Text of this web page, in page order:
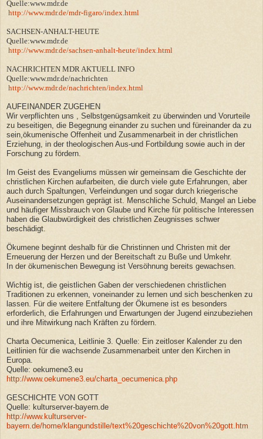
Quelle:www.mdr.de
http://www.mdr.de/mdr-figaro/index.html
SACHSEN-ANHALT-HEUTE
Quelle:www.mdr.de
http://www.mdr.de/sachsen-anhalt-heute/index.html
NACHRICHTEN MDR AKTUELL INFO
Quelle:www.mdr.de/nachrichten
http://www.mdr.de/nachrichten/index.html
AUFEINANDER ZUGEHEN
Wir verpflichten uns , Selbstgenügsamkeit zu überwinden und Vorurteile
zu beseitigen, die Begegnung einander zu suchen und füreinander da zu
sein,ökumenische Offenheit und Zusammenarbeit in der christlichen
Erziehung, in der theologischen Aus-und Fortbildung sowie auch in der
Forschung zu fördern.
Im Geist des Evangeliums müssen wir gemeinsam die Geschichte der
christlichen Kirchen aufarbeiten, die durch viele gute Erfahrungen, aber
auch durch Spaltungen, Verfeindungen und sogar durch kriegerische
Auseinandersetzungen geprägt ist. Menschliche Schuld, Mangel an Liebe
und häufiger Missbrauch von Glaube und Kirche für politische Interessen
haben die Glaubwürdigkeit des christlichen Zeugnisses schwer
beschädigt.
Ökumene beginnt deshalb für die Christinnen und Christen mit der
Erneuerung der Herzen und der Bereitschaft zu Buße und Umkehr.
In der ökumenischen Bewegung ist Versöhnung bereits gewachsen.
Wichtig ist, die geistlichen Gaben der verschiedenen christlichen
Traditionen zu erkennen, voneinander zu lernen und sich beschenken zu
lassen. Für die weitere Entfaltung der Ökumene ist es besonders
erforderlich, die Erfahrungen und Erwartungen der Jugend einzubeziehen
und ihre Mitwirkung nach Kräften zu fördern.
Charta Oecumenica, Leitlinie 3. Quelle: Ein zeitloser Kalender zu den
Leitlinien für die wachsende Zusammenarbeit unter den Kirchen in
Europa.
Quelle: oekumene3.eu
http://www.oekumene3.eu/charta_oecumenica.php
GESCHICHTE VON GOTT
Quelle: kulturserver-bayern.de
http://www.kulturserver-
bayern.de/home/klangundstille/text%20geschichte%20von%20gott.htm